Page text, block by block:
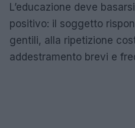
L’educazione deve
positivo: il soggetto
gentili, alla ripetizione
addestramento brevi e